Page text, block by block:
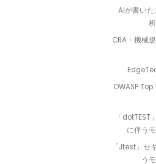
AIが書い
CRA・機械
OWASP
「
に伴う
「Jtest」セ
う